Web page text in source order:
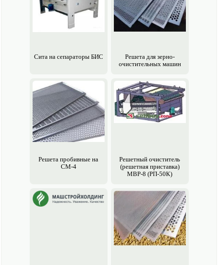
Сита на сепараторы БИС
Решета для зерно­
очистительных машин
Решета пробивные на
СМ-4
Решетный очиститель
(решетная приставка)
МВР-8 (РП-50К)